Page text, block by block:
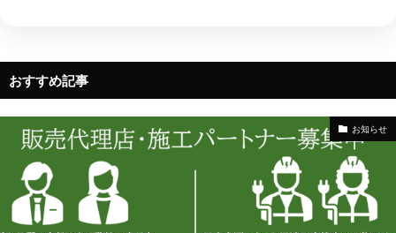
おすすめ記事
お知らせ